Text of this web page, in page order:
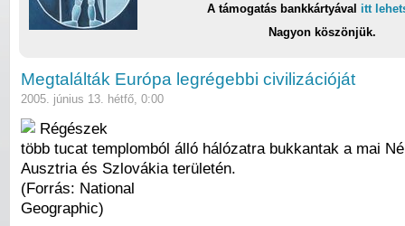
A támogatás bankkártyával itt
Nagyon köszönjük.
Megtalálták Európa legrégebbi civilizációját
2005. június 13. hétfő, 0:00
Régészek
több tucat templomból álló hálózatra bukkantak a mai
Ausztria és Szlovákia területén.
(Forrás: National
Geographic)